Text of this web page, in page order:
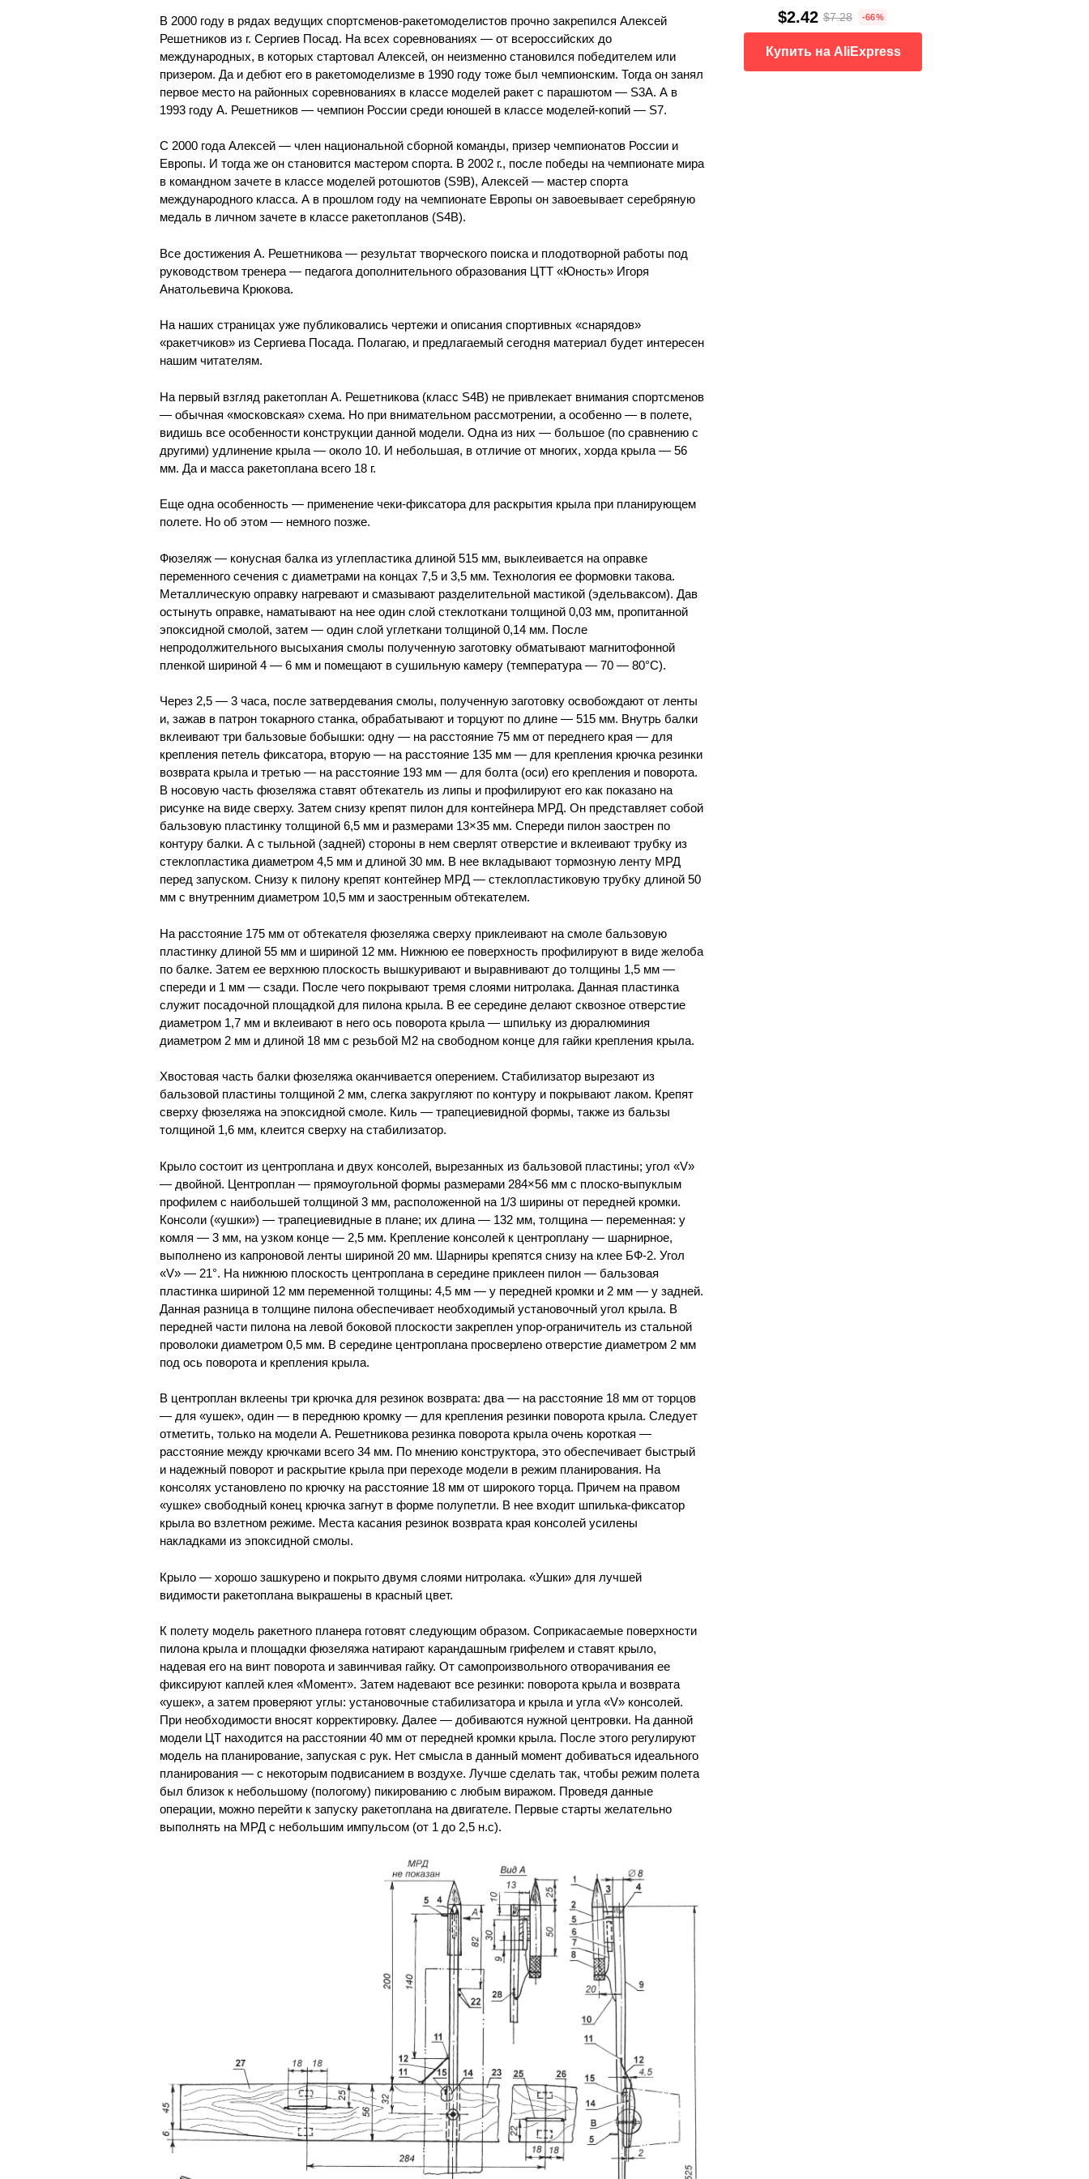
В 2000 году в рядах ведущих спортсменов-ракетомоделистов прочно закрепился Алексей
Решетников из г. Сергиев Посад. На всех соревнованиях — от всероссийских до
международных, в которых стартовал Алексей, он неизменно становился победителем или
призером. Да и дебют его в ракетомоделизме в 1990 году тоже был чемпионским. Тогда он занял
первое место на районных соревнованиях в классе моделей ракет с парашютом — S3A. А в
1993 году А. Решетников — чемпион России среди юношей в классе моделей-копий — S7.
С 2000 года Алексей — член национальной сборной команды, призер чемпионатов России и
Европы. И тогда же он становится мастером спорта. В 2002 г., после победы на чемпионате мира
в командном зачете в классе моделей ротошютов (S9B), Алексей — мастер спорта
международного класса. А в прошлом году на чемпионате Европы он завоевывает серебряную
медаль в личном зачете в классе ракетопланов (S4B).
Все достижения А. Решетникова — результат творческого поиска и плодотворной работы под
руководством тренера — педагога дополнительного образования ЦТТ «Юность» Игоря
Анатольевича Крюкова.
На наших страницах уже публиковались чертежи и описания спортивных «снарядов»
«ракетчиков» из Сергиева Посада. Полагаю, и предлагаемый сегодня материал будет интересен
нашим читателям.
На первый взгляд ракетоплан А. Решетникова (класс S4B) не привлекает внимания спортсменов
— обычная «московская» схема. Но при внимательном рассмотрении, а особенно — в полете,
видишь все особенности конструкции данной модели. Одна из них — большое (по сравнению с
другими) удлинение крыла — около 10. И небольшая, в отличие от многих, хорда крыла — 56
мм. Да и масса ракетоплана всего 18 г.
Еще одна особенность — применение чеки-фиксатора для раскрытия крыла при планирующем
полете. Но об этом — немного позже.
Фюзеляж — конусная балка из углепластика длиной 515 мм, выклеивается на оправке
переменного сечения с диаметрами на концах 7,5 и 3,5 мм. Технология ее формовки такова.
Металлическую оправку нагревают и смазывают разделительной мастикой (эдельваксом). Дав
остынуть оправке, наматывают на нее один слой стеклоткани толщиной 0,03 мм, пропитанной
эпоксидной смолой, затем — один слой углеткани толщиной 0,14 мм. После
непродолжительного высыхания смолы полученную заготовку обматывают магнитофонной
пленкой шириной 4 — 6 мм и помещают в сушильную камеру (температура — 70 — 80°С).
Через 2,5 — 3 часа, после затвердевания смолы, полученную заготовку освобождают от ленты
и, зажав в патрон токарного станка, обрабатывают и торцуют по длине — 515 мм. Внутрь балки
вклеивают три бальзовые бобышки: одну — на расстояние 75 мм от переднего края — для
крепления петель фиксатора, вторую — на расстояние 135 мм — для крепления крючка резинки
возврата крыла и третью — на расстояние 193 мм — для болта (оси) его крепления и поворота.
В носовую часть фюзеляжа ставят обтекатель из липы и профилируют его как показано на
рисунке на виде сверху. Затем снизу крепят пилон для контейнера МРД. Он представляет собой
бальзовую пластинку толщиной 6,5 мм и размерами 13×35 мм. Спереди пилон заострен по
контуру балки. А с тыльной (задней) стороны в нем сверлят отверстие и вклеивают трубку из
стеклопластика диаметром 4,5 мм и длиной 30 мм. В нее вкладывают тормозную ленту МРД
перед запуском. Снизу к пилону крепят контейнер МРД — стеклопластиковую трубку длиной 50
мм с внутренним диаметром 10,5 мм и заостренным обтекателем.
На расстояние 175 мм от обтекателя фюзеляжа сверху приклеивают на смоле бальзовую
пластинку длиной 55 мм и шириной 12 мм. Нижнюю ее поверхность профилируют в виде желоба
по балке. Затем ее верхнюю плоскость вышкуривают и выравнивают до толщины 1,5 мм —
спереди и 1 мм — сзади. После чего покрывают тремя слоями нитролака. Данная пластинка
служит посадочной площадкой для пилона крыла. В ее середине делают сквозное отверстие
диаметром 1,7 мм и вклеивают в него ось поворота крыла — шпильку из дюралюминия
диаметром 2 мм и длиной 18 мм с резьбой М2 на свободном конце для гайки крепления крыла.
Хвостовая часть балки фюзеляжа оканчивается оперением. Стабилизатор вырезают из
бальзовой пластины толщиной 2 мм, слегка закругляют по контуру и покрывают лаком. Крепят
сверху фюзеляжа на эпоксидной смоле. Киль — трапециевидной формы, также из бальзы
толщиной 1,6 мм, клеится сверху на стабилизатор.
Крыло состоит из центроплана и двух консолей, вырезанных из бальзовой пластины; угол «V»
— двойной. Центроплан — прямоугольной формы размерами 284×56 мм с плоско-выпуклым
профилем с наибольшей толщиной 3 мм, расположенной на 1/3 ширины от передней кромки.
Консоли («ушки») — трапециевидные в плане; их длина — 132 мм, толщина — переменная: у
комля — 3 мм, на узком конце — 2,5 мм. Крепление консолей к центроплану — шарнирное,
выполнено из капроновой ленты шириной 20 мм. Шарниры крепятся снизу на клее БФ-2. Угол
«V» — 21°. На нижнюю плоскость центроплана в середине приклеен пилон — бальзовая
пластинка шириной 12 мм переменной толщины: 4,5 мм — у передней кромки и 2 мм — у задней.
Данная разница в толщине пилона обеспечивает необходимый установочный угол крыла. В
передней части пилона на левой боковой плоскости закреплен упор-ограничитель из стальной
проволоки диаметром 0,5 мм. В середине центроплана просверлено отверстие диаметром 2 мм
под ось поворота и крепления крыла.
В центроплан вклеены три крючка для резинок возврата: два — на расстояние 18 мм от торцов
— для «ушек», один — в переднюю кромку — для крепления резинки поворота крыла. Следует
отметить, только на модели А. Решетникова резинка поворота крыла очень короткая —
расстояние между крючками всего 34 мм. По мнению конструктора, это обеспечивает быстрый
и надежный поворот и раскрытие крыла при переходе модели в режим планирования. На
консолях установлено по крючку на расстояние 18 мм от широкого торца. Причем на правом
«ушке» свободный конец крючка загнут в форме полупетли. В нее входит шпилька-фиксатор
крыла во взлетном режиме. Места касания резинок возврата края консолей усилены
накладками из эпоксидной смолы.
Крыло — хорошо зашкурено и покрыто двумя слоями нитролака. «Ушки» для лучшей
видимости ракетоплана выкрашены в красный цвет.
К полету модель ракетного планера готовят следующим образом. Соприкасаемые поверхности
пилона крыла и площадки фюзеляжа натирают карандашным грифелем и ставят крыло,
надевая его на винт поворота и завинчивая гайку. От самопроизвольного отворачивания ее
фиксируют каплей клея «Момент». Затем надевают все резинки: поворота крыла и возврата
«ушек», а затем проверяют углы: установочные стабилизатора и крыла и угла «V» консолей.
При необходимости вносят корректировку. Далее — добиваются нужной центровки. На данной
модели ЦТ находится на расстоянии 40 мм от передней кромки крыла. После этого регулируют
модель на планирование, запуская с рук. Нет смысла в данный момент добиваться идеального
планирования — с некоторым подвисанием в воздухе. Лучше сделать так, чтобы режим полета
был близок к небольшому (пологому) пикированию с любым виражом. Проведя данные
операции, можно перейти к запуску ракетоплана на двигателе. Первые старты желательно
выполнять на МРД с небольшим импульсом (от 1 до 2,5 н.с).
$2.42 $7.28 -66%
Купить на AliExpress